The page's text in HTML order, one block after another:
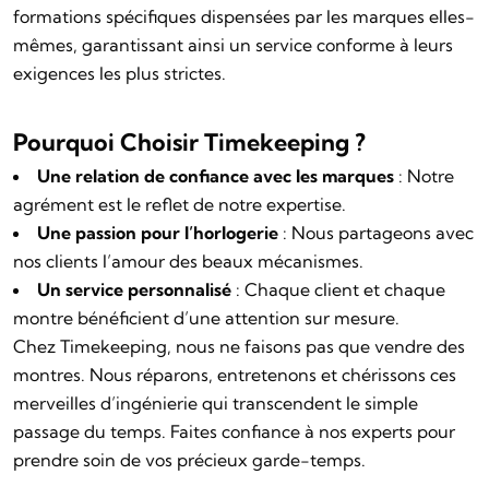
formations spécifiques dispensées par les marques elles-
mêmes, garantissant ainsi un service conforme à leurs
exigences les plus strictes.
Pourquoi Choisir Timekeeping ?
Une relation de confiance avec les marques : Notre
agrément est le reflet de notre expertise.
Une passion pour l’horlogerie : Nous partageons avec
nos clients l’amour des beaux mécanismes.
Un service personnalisé : Chaque client et chaque
montre bénéficient d’une attention sur mesure.
Chez Timekeeping, nous ne faisons pas que vendre des
montres. Nous réparons, entretenons et chérissons ces
merveilles d’ingénierie qui transcendent le simple
passage du temps. Faites confiance à nos experts pour
prendre soin de vos précieux garde-temps.